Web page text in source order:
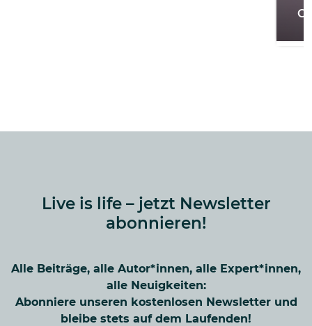
Live is life – jetzt Newsletter
abonnieren!
Alle Beiträge, alle Autor*innen, alle Expert*innen,
alle Neuigkeiten:
Abonniere unseren kostenlosen Newsletter und
bleibe stets auf dem Laufenden!